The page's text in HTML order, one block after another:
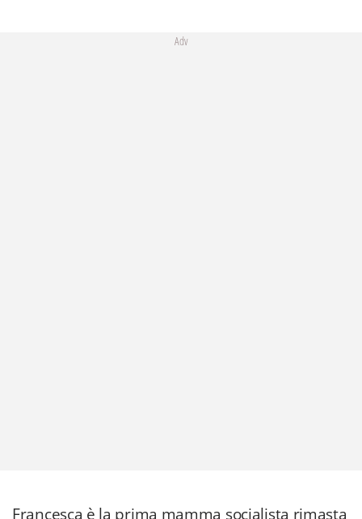
Adv
Francesca è la prima mamma socialista rimasta